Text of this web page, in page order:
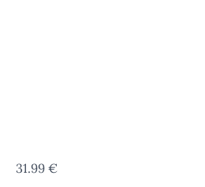
31.99 €
quantité